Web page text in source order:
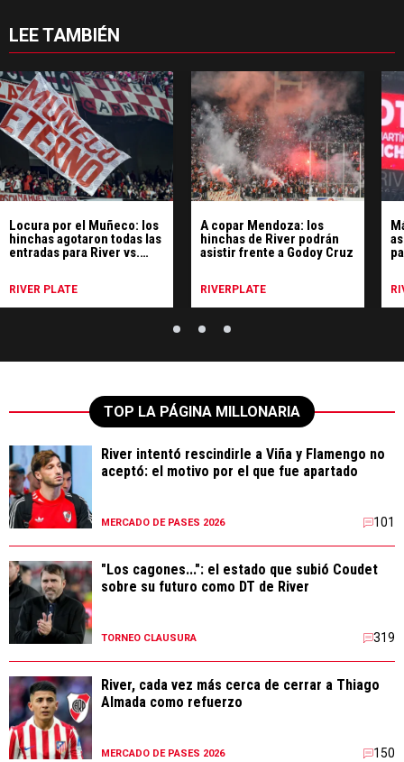
LEE TAMBIÉN
Locura por el Muñeco: los
hinchas agotaron todas las
entradas para River vs.
RIVER PLATE
A copar Mendoza: los
hinchas de River podrán
asistir frente a Godoy Cruz
RIVERPLATE
TOP LA PÁGINA MILLONARIA
River intentó rescindirle a Viña y Flamengo no
aceptó: el motivo por el que fue apartado
MERCADO DE PASES 2026 101
"Los cagones...": el estado que subió Coudet
sobre su futuro como DT de River
TORNEO CLAUSURA 319
River, cada vez más cerca de cerrar a Thiago
Almada como refuerzo
MERCADO DE PASES 2026 150